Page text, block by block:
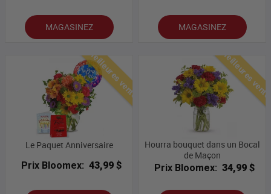
MAGASINEZ MAGASINEZ
Meilleures ventes
Le Paquet Anniversaire
Prix Bloomex: 43,99 $
Meilleures
Hourra bouquet dans un Bocal
de Maçon
Prix Bloomex: 34,99 $